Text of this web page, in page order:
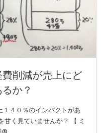
削減が売上にど
か？
４０％のインパクトがあ
甘く見ていませんか？ 【 ミ